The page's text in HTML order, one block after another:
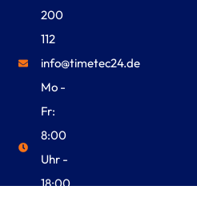
200
112
info@timetec24.de
Mo -
Fr:
8:00
Uhr -
18:00